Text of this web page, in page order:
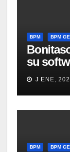
BPM BPM
su
J ENE,
BPM BPM